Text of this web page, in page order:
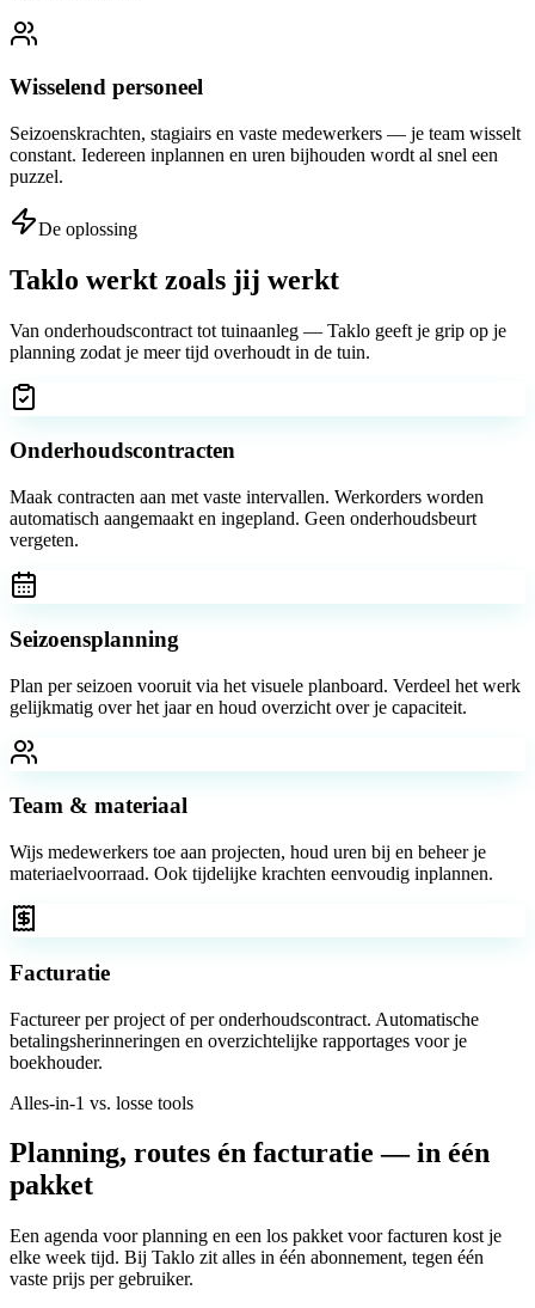
Wisselend personeel
Seizoenskrachten, stagiairs en vaste medewerkers — je team wisselt
constant. Iedereen inplannen en uren bijhouden wordt al snel een
puzzel.
De oplossing
Taklo werkt zoals jij werkt
Van onderhoudscontract tot tuinaanleg — Taklo geeft je grip op je
planning zodat je meer tijd overhoudt in de tuin.
Onderhoudscontracten
Maak contracten aan met vaste intervallen. Werkorders worden
automatisch aangemaakt en ingepland. Geen onderhoudsbeurt
vergeten.
Seizoensplanning
Plan per seizoen vooruit via het visuele planboard. Verdeel het werk
gelijkmatig over het jaar en houd overzicht over je capaciteit.
Team & materiaal
Wijs medewerkers toe aan projecten, houd uren bij en beheer je
materiaelvoorraad. Ook tijdelijke krachten eenvoudig inplannen.
Facturatie
Factureer per project of per onderhoudscontract. Automatische
betalingsherinneringen en overzichtelijke rapportages voor je
boekhouder.
Alles-in-1 vs. losse tools
Planning, routes én facturatie — in één
pakket
Een agenda voor planning en een los pakket voor facturen kost je
elke week tijd. Bij Taklo zit alles in één abonnement, tegen één
vaste prijs per gebruiker.